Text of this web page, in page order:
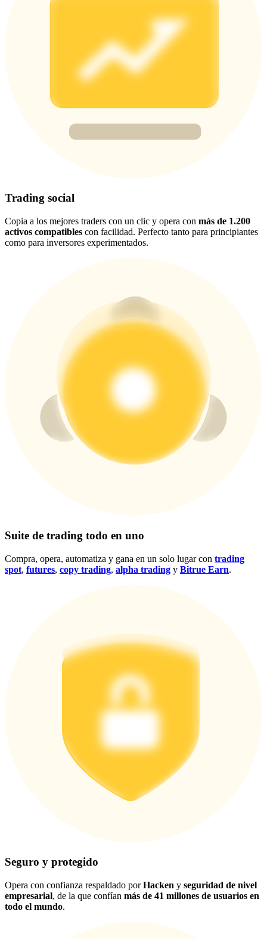
Trade Gold & Silver · 33,333 USDT Bonus
USDT New User Exclusive 10% APR
USDT Flexible Staking | Daily Rewards
Crypto World Cup 2026: Grand Finale
77,777+3k Rewards
Más eventos
Gana premios y recompensas exclusivas
Centro de recompensas
Inscribirse
Trading social
Copia a los mejores traders con un clic y opera con más de 1.200
activos compatibles con facilidad. Perfecto tanto para principiantes
como para inversores experimentados.
Suite de trading todo en uno
Compra, opera, automatiza y gana en un solo lugar con trading
spot, futures, copy trading, alpha trading y Bitrue Earn.
Seguro y protegido
Opera con confianza respaldado porHacken y seguridad de nivel
empresarial, de la que confían más de 41 millones de usuarios en
todo el mundo.